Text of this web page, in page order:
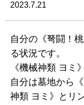
2023.7.21
自分の《弩闘！
る状況です。
《機械神類 ヨミ
自分は墓地から
神類 ヨミ》とリ